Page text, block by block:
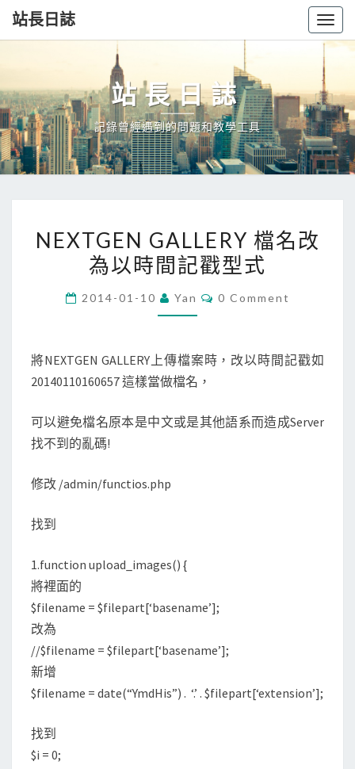
站長日誌
站長日誌
記錄曾經遇到的問題和教學工具
GALLERY
檔
以
時
記
NEXTGEN GALLERY 檔名改
為以時間記戳型式
2014-01-10 Yan Comments
0 Comment
將NEXTGEN GALLERY上傳檔案時，改以時間記戳如
20140110160657 這樣當做檔名，
可以避免檔名原本是中文或是其他語系而造成Server
找不到的亂碼!
修改 /admin/functios.php
找到
1.function upload_images() {
將裡面的
$filename = $filepart[‘basename’];
改為
//$filename = $filepart[‘basename’];
新增
$filename = date(“YmdHis”) . ‘.’ . $filepart[‘extension’];
找到
$i = 0;